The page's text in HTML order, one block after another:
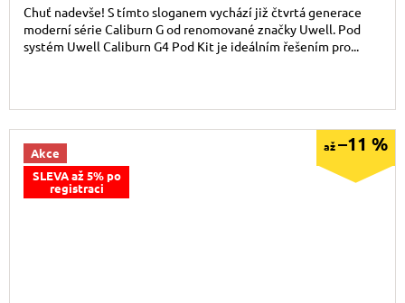
Chuť nadevše! S tímto sloganem vychází již čtvrtá generace
moderní série Caliburn G od renomované značky Uwell. Pod
systém Uwell Caliburn G4 Pod Kit je ideálním řešením pro...
Akce
SLEVA až 5% po
registraci
až–11 %